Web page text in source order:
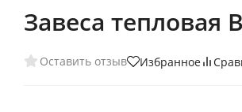
Завеса тепловая
Оставить отзыв Избранное